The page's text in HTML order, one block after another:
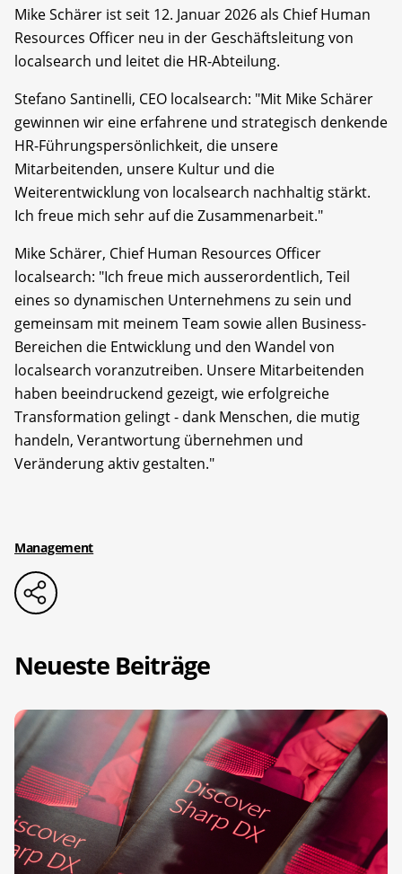
Mike Schärer ist seit 12. Januar 2026 als Chief Human
Resources Officer neu in der Geschäftsleitung von
localsearch und leitet die HR-Abteilung.
Stefano Santinelli, CEO localsearch: "Mit Mike Schärer
gewinnen wir eine erfahrene und strategisch denkende
HR-Führungspersönlichkeit, die unsere
Mitarbeitenden, unsere Kultur und die
Weiterentwicklung von localsearch nachhaltig stärkt.
Ich freue mich sehr auf die Zusammenarbeit."
Mike Schärer, Chief Human Resources Officer
localsearch: "Ich freue mich ausserordentlich, Teil
eines so dynamischen Unternehmens zu sein und
gemeinsam mit meinem Team sowie allen Business-
Bereichen die Entwicklung und den Wandel von
localsearch voranzutreiben. Unsere Mitarbeitenden
haben beeindruckend gezeigt, wie erfolgreiche
Transformation gelingt - dank Menschen, die mutig
handeln, Verantwortung übernehmen und
Veränderung aktiv gestalten."
Management
Neueste Beiträge